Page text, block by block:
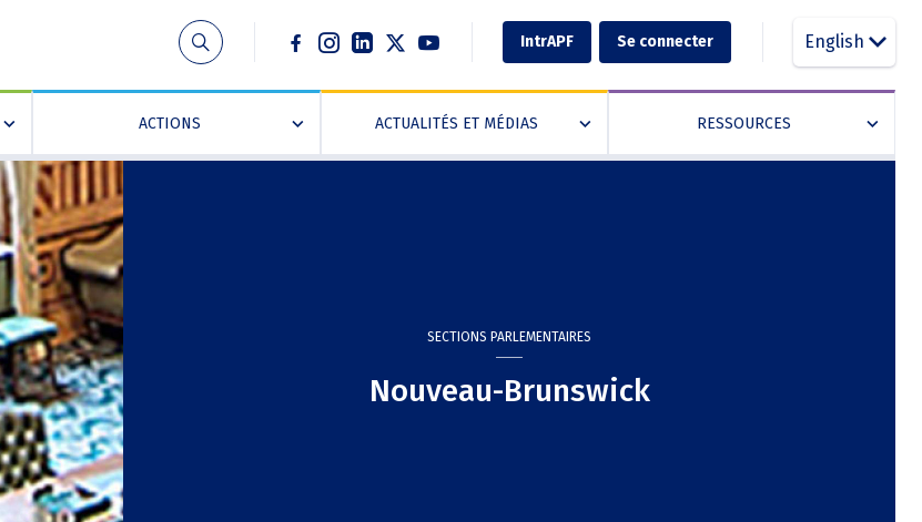
Social IntrAPF Se connecter English
» ACTIONS » ACTUALITÉS ET MÉDIAS » RESSOURCES »
SECTIONS PARLEMENTAIRES
Nouveau-Brunswick